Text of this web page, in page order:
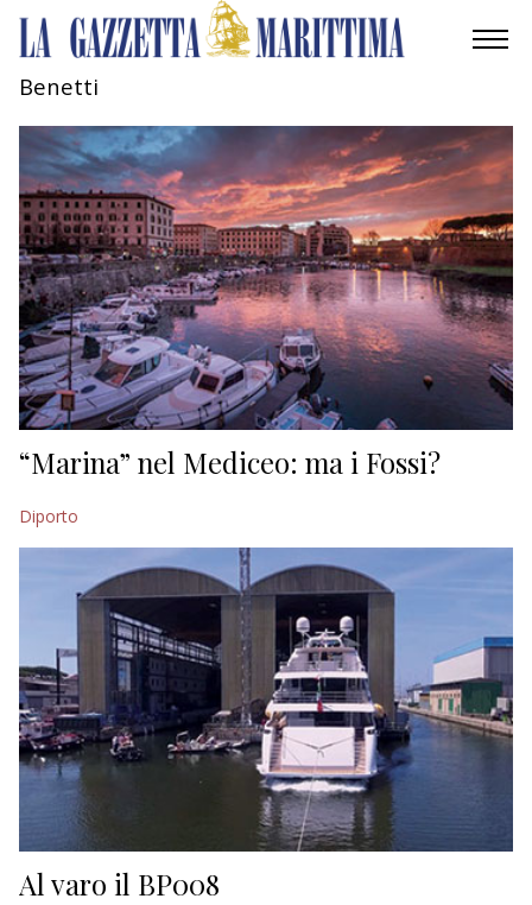
MOBILITÀ
INDUSTRIA
RICERCA
ECONOMIA
TURISMO
CULTURA
NAUTICA
EDITORIALI
Benetti
“Marina” nel Mediceo: ma i Fossi?
Diporto
Al varo il BP008